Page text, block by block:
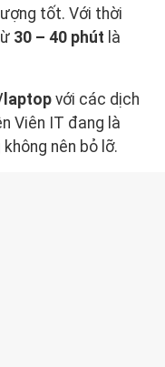
tốt. Với thời
30 – 40 phút là
laptop với các dịch
Viên IT đang là
nên bỏ lỡ.